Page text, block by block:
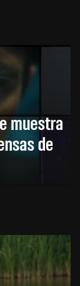
muestra
de